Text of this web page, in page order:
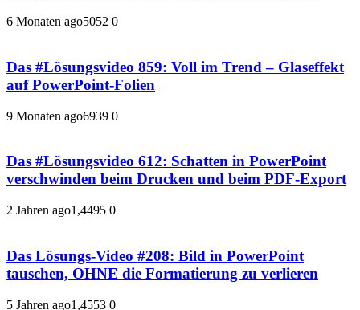
6 Monaten ago5052 0
Das #Lösungsvideo 859: Voll im Trend – Glaseffekt
auf PowerPoint-Folien
9 Monaten ago6939 0
Das #Lösungsvideo 612: Schatten in PowerPoint
verschwinden beim Drucken und beim PDF-Export
2 Jahren ago1,4495 0
Das Lösungs-Video #208: Bild in PowerPoint
tauschen, OHNE die Formatierung zu verlieren
5 Jahren ago1,4553 0